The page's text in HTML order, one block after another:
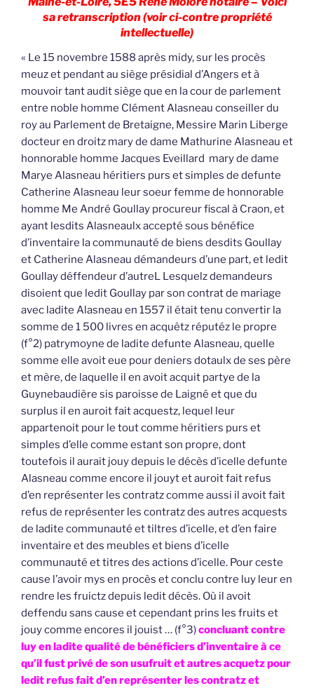
sa retranscription (voir ci-contre propriété
intellectuelle)
« Le 15 novembre 1588 après midy, sur les procès
meuz et pendant au siège présidial d’Angers et à
mouvoir tant audit siège que en la cour de parlement
entre noble homme Clément Alasneau conseiller du
roy au Parlement de Bretaigne, Messire Marin Liberge
docteur en droitz mary de dame Mathurine Alasneau et
honnorable homme Jacques Eveillard mary de dame
Marye Alasneau héritiers purs et simples de defunte
Catherine Alasneau leur soeur femme de honnorable
homme Me André Goullay procureur fiscal à Craon, et
ayant lesdits Alasneaulx accepté sous bénéfice
d’inventaire la communauté de biens desdits Goullay
et Catherine Alasneau démandeurs d’une part, et ledit
Goullay déffendeur d’autreL Lesquelz demandeurs
disoient que ledit Goullay par son contrat de mariage
avec ladite Alasneau en 1557 il était tenu convertir la
somme de 1 500 livres en acquêtz réputéz le propre
(f°2) patrymoyne de ladite defunte Alasneau, quelle
somme elle avoit eue pour deniers dotaulx de ses père
et mère, de laquelle il en avoit acquit partye de la
Guynebaudière sis paroisse de Laigné et que du
surplus il en auroit fait acquestz, lequel leur
appartenoit pour le tout comme héritiers purs et
simples d’elle comme estant son propre, dont
toutefois il aurait jouy depuis le décès d’icelle defunte
Alasneau comme encore il jouyt et auroit fait refus
d’en représenter les contratz comme aussi il avoit fait
refus de représenter les contratz des autres acquests
de ladite communauté et tiltres d’icelle, et d’en faire
inventaire et des meubles et biens d’icelle
communauté et titres des actions d’icelle. Pour ceste
cause l’avoir mys en procès et conclu contre luy leur en
rendre les fruictz depuis ledit décès. Où il avoit
deffendu sans cause et cependant prins les fruits et
jouy comme encores il jouist … (f°3)concluant contre
luy en ladite qualité de bénéficiers d’inventaire à ce
qu’il fust privé de son usufruit et autres acquetz pour
ledit refus fait d’en représenter les contratz et